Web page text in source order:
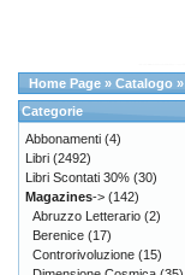
Home Page » Catalogo »
Categorie
Abbonamenti (4)
Libri (2492)
Libri Scontati 30% (30)
Magazines-> (142)
Abruzzo Letterario (2)
Berenice (17)
Controrivoluzione (15)